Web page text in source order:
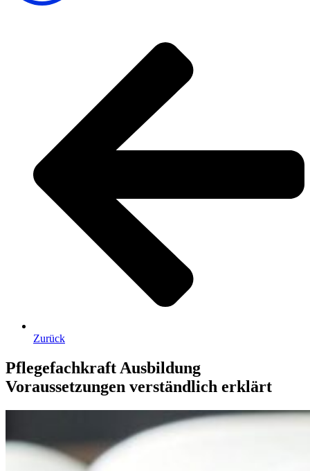
Zurück
Pflegefachkraft Ausbildung
Voraussetzungen verständlich erklärt